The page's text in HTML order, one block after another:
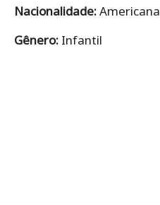
Nacionalidade:Americana
Gênero: Infantil